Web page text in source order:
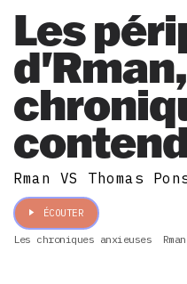
Les
d'Rman,
Rman VS Thomas
ÉCOUTER
Les chroniques anxieuses Rman